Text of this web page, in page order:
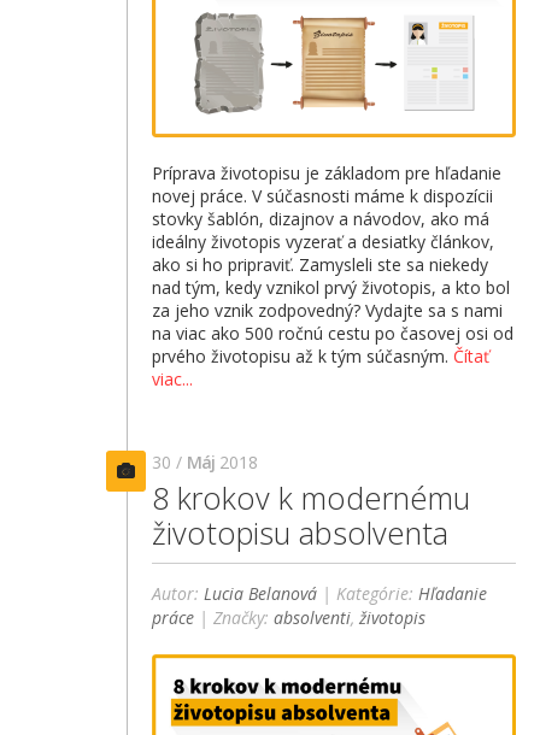
Príprava životopisu je základom pre hľadanie
novej práce. V súčasnosti máme k dispozícii
stovky šablón, dizajnov a návodov, ako má
ideálny životopis vyzerať a desiatky článkov,
ako si ho pripraviť. Zamysleli ste sa niekedy
nad tým, kedy vznikol prvý životopis, a kto bol
za jeho vznik zodpovedný? Vydajte sa s nami
na viac ako 500 ročnú cestu po časovej osi od
prvého životopisu až k tým súčasným. Čítať
viac...
30 / Máj 2018
8 krokov k modernému
životopisu absolventa
Autor:Lucia Belanová | Kategórie:Hľadanie
práce | Značky:absolventi,životopis